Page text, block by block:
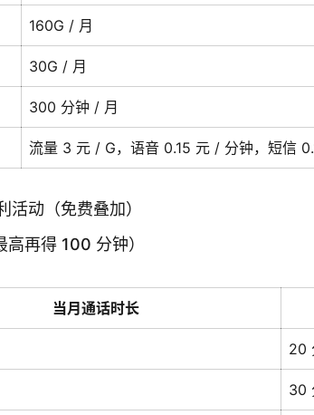
160G / 月
30G / 月
300 分钟 / 月
流量 3 元 / G，语音 0.15 元 / 分钟，短信
活动（免费叠加）
高再得 100 分钟）
当月通话时长
20
30